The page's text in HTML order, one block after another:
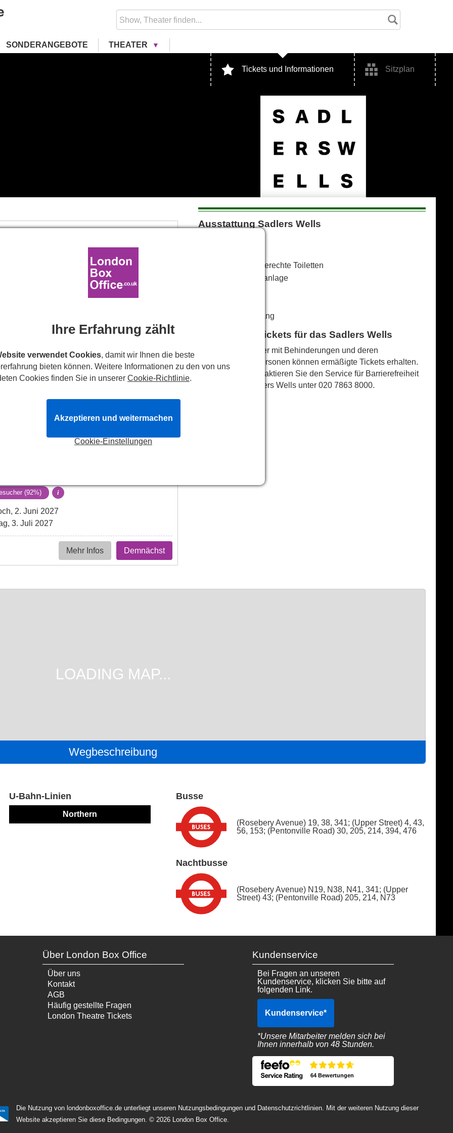
SONDERANGEBOTE THEATER
Tickets und Informationen Sitzplan
Theaterbesucher (100%)
1 Interval.
Eintrittskartenab
21.49€
5. November 2026
(92%) i
2. Juni 2027
3. Juli 2027
Mehr Infos Demnächst
Ausstattung Sadlers Wells
Behindertengerechte Toiletten
Induktive Höranlage
Rollstuhlzugang
Barrierefreie Tickets für das Sadlers Wells
Zuschauer mit Behinderungen und deren
Begleitpersonen können ermäßigte Tickets erhalten.
Bitte kontaktieren Sie den Service für Barrierefreiheit
des Sadlers Wells unter 020 7863 8000.
Wegbeschreibung
U-Bahn-Linien
Northern
Busse
(Rosebery Avenue) 19, 38, 341; (Upper Street) 4, 43,
56, 153; (Pentonville Road) 30, 205, 214, 394, 476
Nachtbusse
(Rosebery Avenue) N19, N38, N41, 341; (Upper
Street) 43; (Pentonville Road) 205, 214, N73
Über London Box Office
Über uns
Kontakt
AGB
Häufig gestellte Fragen
London Theatre Tickets
Kundenservice
Bei Fragen an unseren
Kundenservice, klicken Sie bitte auf
folgenden Link.
Kundenservice*
*Unsere Mitarbeiter melden sich bei
Ihnen innerhalb von 48 Stunden.
64 Bewertungen
Die Nutzung von londonboxoffice.de unterliegt unseren Nutzungsbedingungen und Datenschutzrichtlinien. Mit der weiteren Nutzung dieser
Website akzeptieren Sie diese Bedingungen. © 2026 London Box Office.
Ihre Erfahrung zählt
verwendet Cookies, damit wir Ihnen die beste
bieten können. Weitere Informationen zu den von uns
Cookies finden Sie in unserer Cookie-Richtlinie.
Cookie-Einstellungen
Akzeptieren und weitermachen